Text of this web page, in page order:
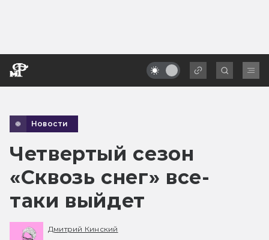
Новости
Четвертый сезон
«Сквозь снег» все-
таки выйдет
Дмитрий Кинский